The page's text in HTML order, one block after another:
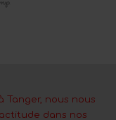
nous nous
dans nos